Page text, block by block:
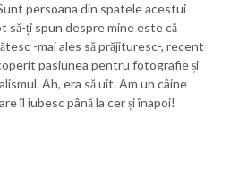
persoana din spatele acestui
să-ți spun despre mine este că
-mai ales să prăjituresc-, recent
pasiunea pentru fotografie și
Ah, era să uit. Am un câine
îl iubesc până la cer și înapoi!